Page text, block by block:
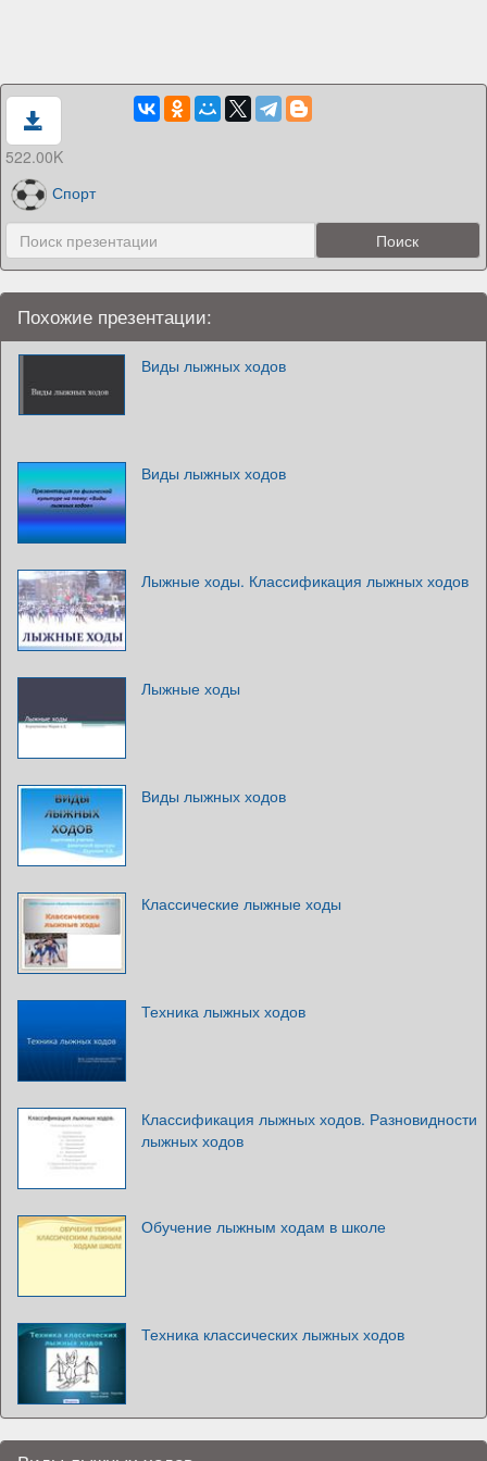
522.00K
Спорт
Похожие презентации:
Виды лыжных ходов
Виды лыжных ходов
Лыжные ходы. Классификация лыжных ходов
Лыжные ходы
Виды лыжных ходов
Классические лыжные ходы
Техника лыжных ходов
Классификация лыжных ходов. Разновидности
лыжных ходов
Обучение лыжным ходам в школе
Техника классических лыжных ходов